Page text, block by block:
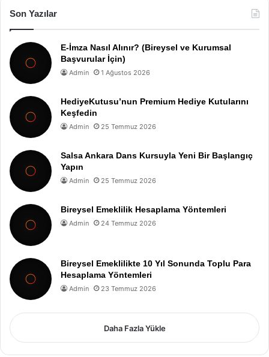
Son Yazılar
E-İmza Nasıl Alınır? (Bireysel ve Kurumsal
Başvurular İçin)
Admin 1 Ağustos 2026
HediyeKutusu’nun Premium Hediye Kutularını
Keşfedin
Admin 25 Temmuz 2026
Salsa Ankara Dans Kursuyla Yeni Bir Başlangıç
Yapın
Admin 25 Temmuz 2026
Bireysel Emeklilik Hesaplama Yöntemleri
Admin 24 Temmuz 2026
Bireysel Emeklilikte 10 Yıl Sonunda Toplu Para
Hesaplama Yöntemleri
Admin 23 Temmuz 2026
Daha Fazla Yükle